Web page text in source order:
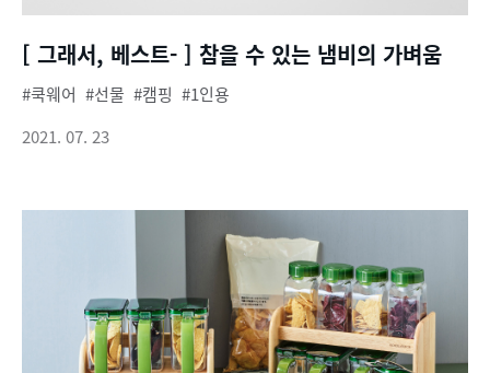
[ 그래서, 베스트- ] 참을 수 있는 냄비의 가벼움
쿡웨어 선물 캠핑
1인용
2021. 07. 23